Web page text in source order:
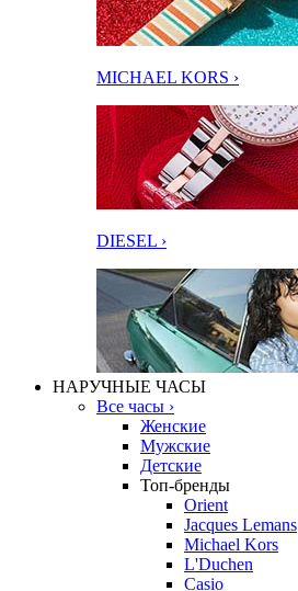
MICHAEL KORS ›
DIESEL ›
НАРУЧНЫЕ ЧАСЫ
Все часы ›
Женские
Мужские
Детские
Топ-бренды
Orient
Jacques Lemans
Michael Kors
L'Duchen
Casio